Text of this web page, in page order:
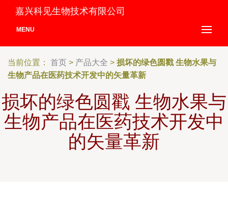
嘉兴科见生物技术有限公司
MENU
当前位置： 首页 > 产品大全 > 损坏的绿色圆戳 生物水果与
生物产品在医药技术开发中的矢量革新
损坏的绿色圆戳 生物水果与
生物产品在医药技术开发中
的矢量革新